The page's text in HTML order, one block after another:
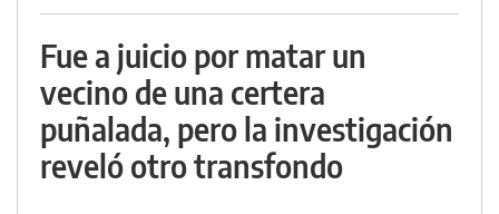
Fue a juicio por matar un
vecino de una certera
puñalada, pero la investigación
reveló otro transfondo